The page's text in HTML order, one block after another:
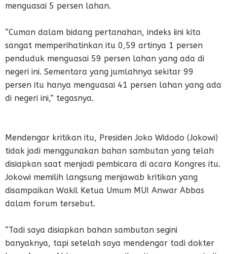
menguasai 5 persen lahan.
“Cuman dalam bidang pertanahan, indeks iini kita
sangat memperihatinkan itu 0,59 artinya 1 persen
penduduk menguasai 59 persen lahan yang ada di
negeri ini. Sementara yang jumlahnya sekitar 99
persen itu hanya menguasai 41 persen lahan yang ada
di negeri ini,” tegasnya.
Mendengar kritikan itu, Presiden Joko Widodo (Jokowi)
tidak jadi menggunakan bahan sambutan yang telah
disiapkan saat menjadi pembicara di acara Kongres itu.
Jokowi memilih langsung menjawab kritikan yang
disampaikan Wakil Ketua Umum MUI Anwar Abbas
dalam forum tersebut.
“Tadi saya disiapkan bahan sambutan segini
banyaknya, tapi setelah saya mendengar tadi dokter